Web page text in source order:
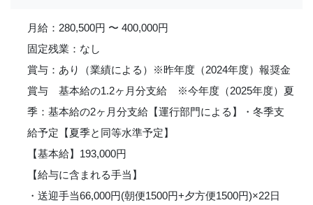
月給：280,500円 〜 400,000円
固定残業：なし
賞与：あり（業績による）※昨年度（2024年度）報奨金
賞与 基本給の1.2ヶ月分支給 ※今年度（2025年度）夏
季：基本給の2ヶ月分支給【運行部門による】・冬季支
給予定【夏季と同等水準予定】
【基本給】193,000円
【給与に含まれる手当】
・送迎手当66,000円(朝便1500円+夕方便1500円)×22日